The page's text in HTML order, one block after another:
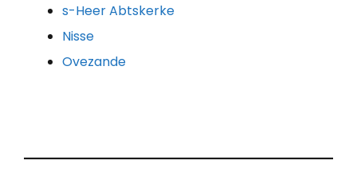
s-Heer Abtskerke
Nisse
Ovezande